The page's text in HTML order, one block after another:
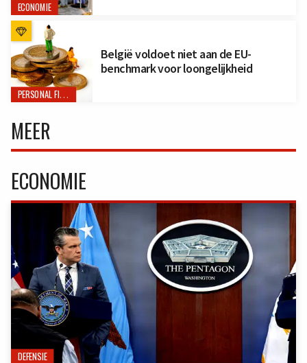
ECONOMIE
PERSONAL FINANCE
België voldoet niet aan de EU-
benchmark voor loongelijkheid
MEER
ECONOMIE
DEFENSIE